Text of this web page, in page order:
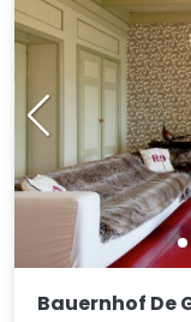
Bauernhof De